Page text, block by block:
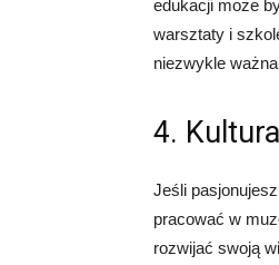
edukacji może
warsztaty i
niezwykle
4.
Jeśli
pracować w
rozwijać swoją